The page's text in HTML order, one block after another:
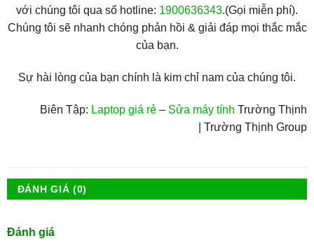
với chúng tôi qua số hotline: 1900636343.(Gọi miễn phí).
Chúng tôi sẽ nhanh chóng phản hồi & giải đáp mọi thắc mắc
của bạn.
Sự hài lòng của bạn chính là kim chỉ nam của chúng tôi.
Biên Tập: Laptop giá rẻ – Sửa máy tính Trường Thịnh
| Trường Thịnh Group
ĐÁNH GIÁ (0)
Đánh giá